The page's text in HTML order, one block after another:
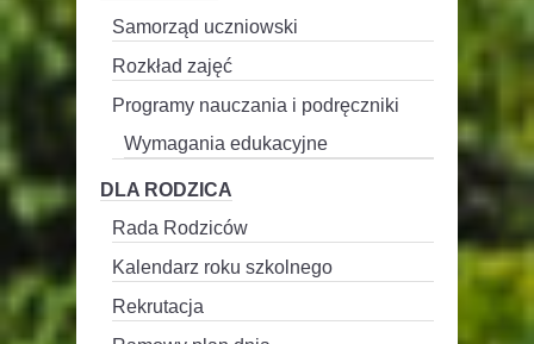
Samorząd uczniowski
Rozkład zajęć
Programy nauczania i podręczniki
Wymagania edukacyjne
DLA RODZICA
Rada Rodziców
Kalendarz roku szkolnego
Rekrutacja